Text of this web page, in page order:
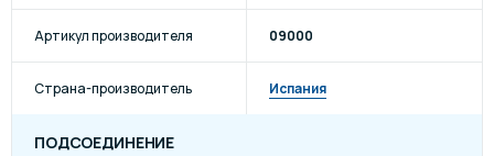
Артикул производителя 09000
Страна-производитель Испания
ПОДСОЕДИНЕНИЕ